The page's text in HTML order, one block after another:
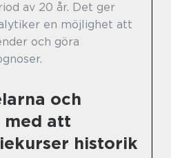
av 20 år. Det ger
en möjlighet att
och göra
och
med att
historik